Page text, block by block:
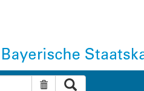
Suche zurücksetzen